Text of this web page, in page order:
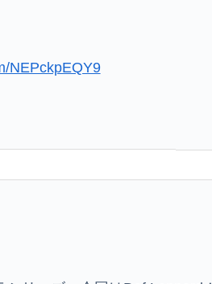
動画あり】
NEPckpEQY9